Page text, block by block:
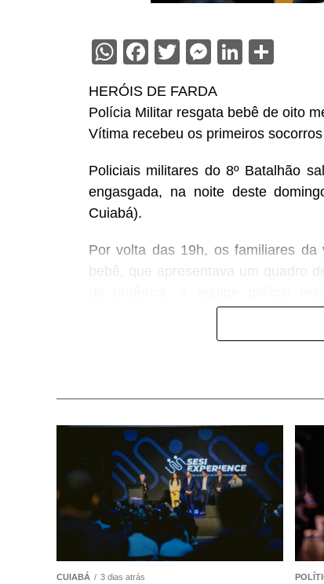
WhatsApp
Facebook
Twitter
Messenger
LinkedIn
HERÓIS DE FARDA
Polícia Militar resgata bebê de oito
Vítima recebeu os primeiros
Policiais militares do 8º Batalhão
engasgada, na noite deste
Cuiabá).
Por volta das 19h, os familiares
bebê, que apresentava um quadro
conseguindo restabelecer a
plantão, que deu continuidade às
COMENTE ABAIXO:
WhatsApp
Facebook
Twitter
CUIABÁ 3 dias atrás